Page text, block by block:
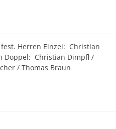
Herren Einzel: Christian
Doppel: Christian Dimpfl /
/ Thomas Braun